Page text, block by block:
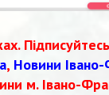
, Новини Івано-
м. Івано-